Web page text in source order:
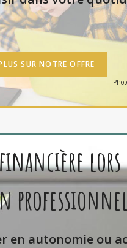
SUR NOTRE OFFRE
financière
en autonomie ou